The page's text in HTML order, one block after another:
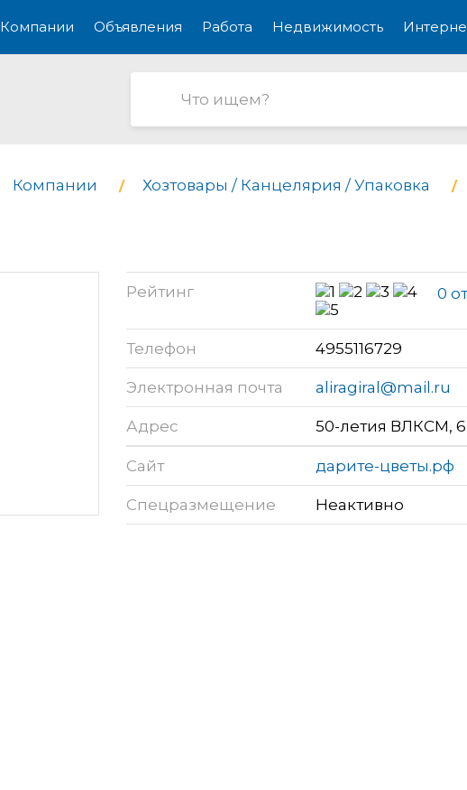
Компании Объявления Работа Недвижимость
Компании Хозтовары / Канцелярия / Упаковка
Рейтинг 0
Телефон 4955116729
Электронная почта aliragiral@mail.ru
Адрес 50-летия ВЛКСМ,
Сайт дарите-цветы.рф
Спецразмещение Неактивно